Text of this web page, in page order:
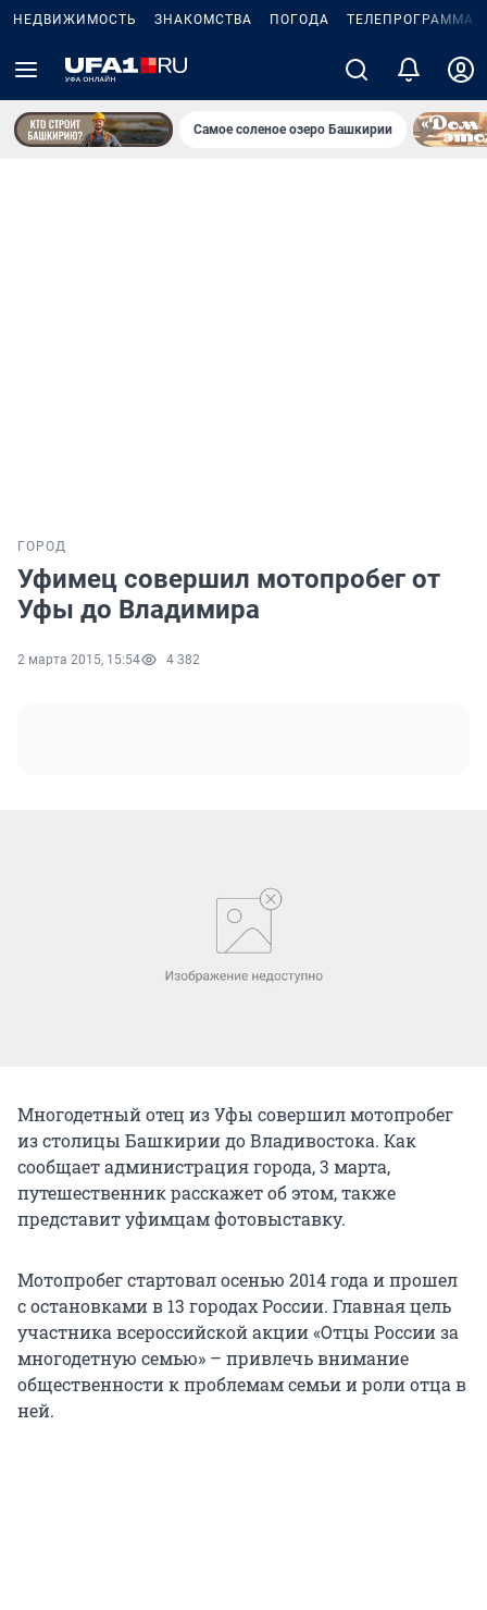
НЕДВИЖИМОСТЬ ЗНАКОМСТВА ПОГОДА ТЕЛЕПРОГРАММА
Самое соленое озеро Башкирии
ГОРОД
Уфимец совершил мотопробег от
Уфы до Владимира
2 марта 2015, 15:54 4 382
Многодетный отец из Уфы совершил мотопробег
из столицы Башкирии до Владивостока. Как
сообщает администрация города, 3 марта,
путешественник расскажет об этом, также
представит уфимцам фотовыставку.
Мотопробег стартовал осенью 2014 года и прошел
с остановками в 13 городах России. Главная цель
участника всероссийской акции «Отцы России за
многодетную семью» – привлечь внимание
общественности к проблемам семьи и роли отца в
ней.